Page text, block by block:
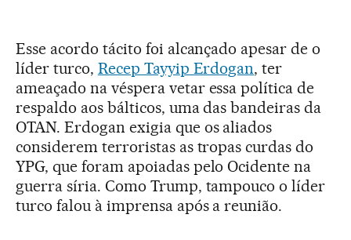
Esse acordo tácito foi alcançado apesar de o
líder turco, Recep Tayyip Erdogan, ter
ameaçado na véspera vetar essa política de
respaldo aos bálticos, uma das bandeiras da
OTAN. Erdogan exigia que os aliados
considerem terroristas as tropas curdas do
YPG, que foram apoiadas pelo Ocidente na
guerra síria. Como Trump, tampouco o líder
turco falou à imprensa após a reunião.